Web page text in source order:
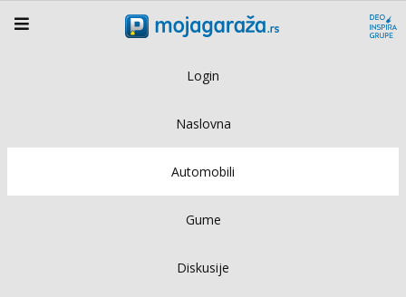
Login
Naslovna
Automobili
Gume
Diskusije